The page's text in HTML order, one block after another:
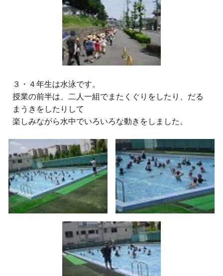
３・４年生は水泳です。
授業の前半は、二人一組でまたくぐりをしたり、だる
まうきをしたりして
楽しみながら水中でいろいろな動きをしました。